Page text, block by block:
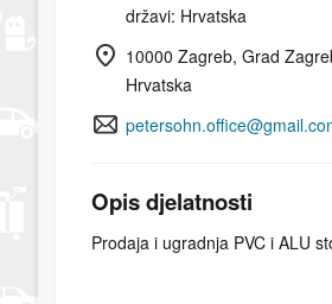
državi: Hrvatska
10000 Zagreb, Grad
Hrvatska
Opis djelatnosti
Prodaja i ugradnja PVC i ALU